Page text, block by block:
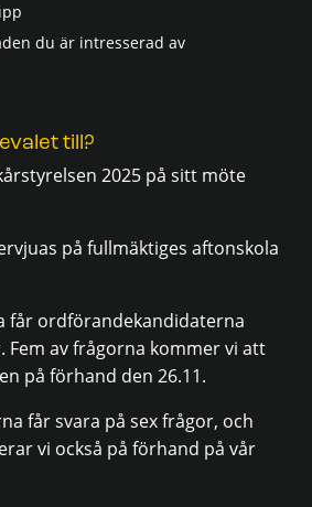
du är intresserad av
till?
2025 på sitt möte
på fullmäktiges aftonskola
får ordförandekandidaterna
Fem av frågorna kommer vi att
på förhand den 26.11.
får svara på sex frågor, och
vi också på förhand på vår